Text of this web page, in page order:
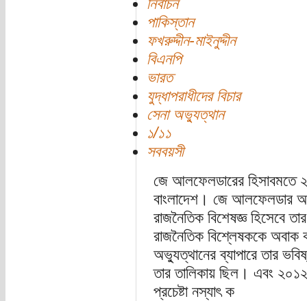
নির্বাচন
পাকিস্তান
ফখরুদ্দীন-মাইনুদ্দীন
বিএনপি
ভারত
যুদ্ধাপরাধীদের বিচার
সেনা অভ্যুত্থান
১/১১
সববয়সী
জে আলফেলডারের হিসাবমতে
বাংলাদেশ। জে আলফেলডার
রাজনৈতিক বিশেষজ্ঞ হিসেবে
রাজনৈতিক বিশ্লেষককে অবাক
অভ্যুত্থানের ব্যাপারে তার
তার তালিকায় ছিল। এবং ২০১২
প্রচেষ্টা নস্যাৎ ক